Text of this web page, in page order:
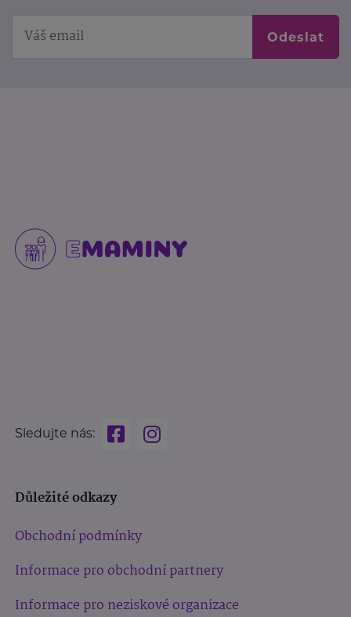
Odeslat
Sledujte nás:
Důležité odkazy
Obchodní podmínky
Informace pro obchodní partnery
Informace pro neziskové organizace